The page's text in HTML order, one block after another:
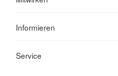
Informieren
Service